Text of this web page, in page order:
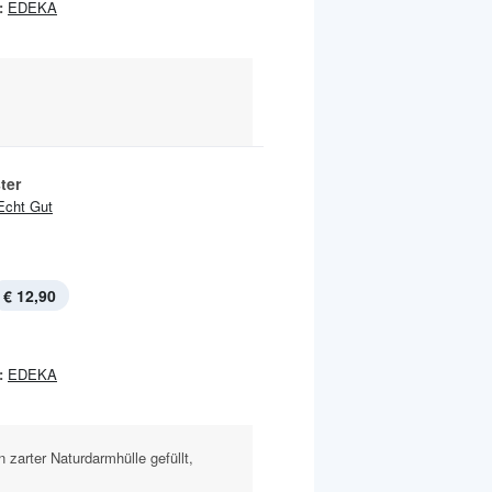
EDEKA
Gut
€ 12,90
EDEKA
zarter Naturdarmhülle gefüllt,